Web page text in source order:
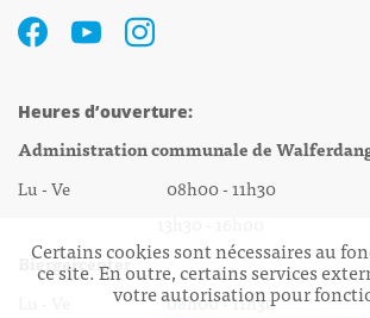
Heures d’ouverture:
Administration communale de
Lu - Ve 08h00 - 11h30
Biergercenter
Lu - Ve 08h00 - 11h30
Certains cookies sont nécessaires au
ce site. En outre, certains services
votre autorisation pour